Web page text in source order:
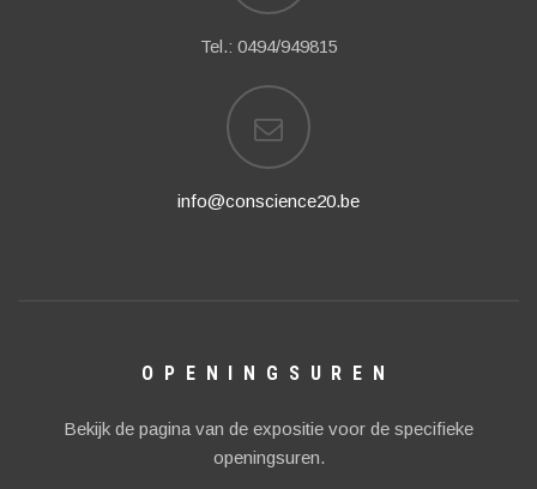
Tel.: 0494/949815
info@conscience20.be
OPENINGSUREN
Bekijk de pagina van de expositie voor de specifieke
openingsuren.